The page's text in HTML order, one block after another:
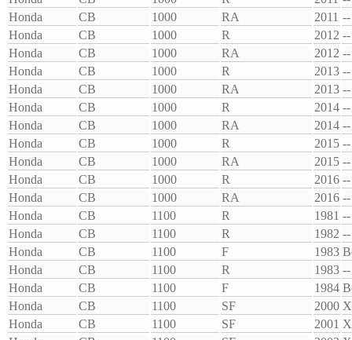
Honda
CB 1000 RA 2011 --
Honda
CB 1000 R 2012 --
Honda
CB 1000 RA 2012 --
Honda
CB 1000 R 2013 --
Honda
CB 1000 RA 2013 --
Honda
CB 1000 R 2014 --
Honda
CB 1000 RA 2014 --
Honda
CB 1000 R 2015 --
Honda
CB 1000 RA 2015 --
Honda
CB 1000 R 2016 --
Honda
CB 1000 RA 2016 --
Honda
CB 1100 R 1981 --
Honda
CB 1100 R 1982 --
Honda
CB 1100 F 1983
Honda
CB 1100 R 1983 --
Honda
CB 1100 F 1984
Honda
CB 1100 SF 2000
Honda
CB 1100 SF 2001